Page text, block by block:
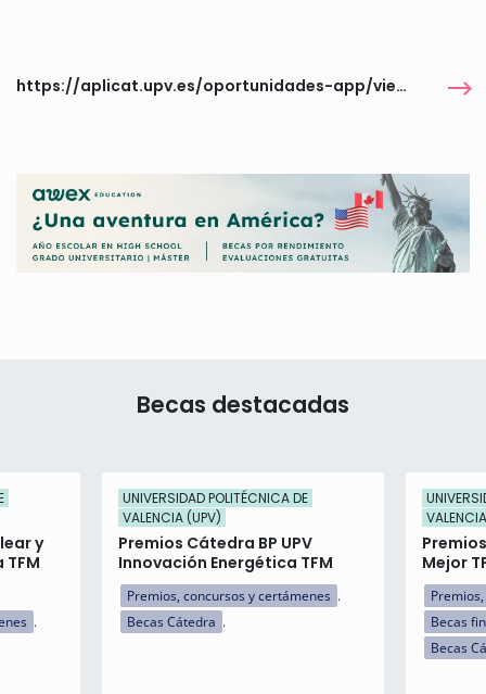
https://aplicat.upv.es/oportunidades-app/views/publica/detalle_oportunidad.faces
Becas destacadas
y
UNIVERSIDAD POLITÉCNICA DE
VALENCIA (UPV)
Premios Cátedra BP UPV
Innovación Energética TFM
Premios, concursos y certámenes
Becas Cátedra
Mejor
Becas
Becas